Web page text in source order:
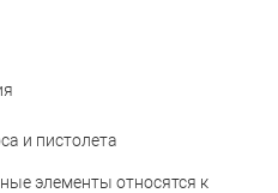
и пистолета
элементы относятся к